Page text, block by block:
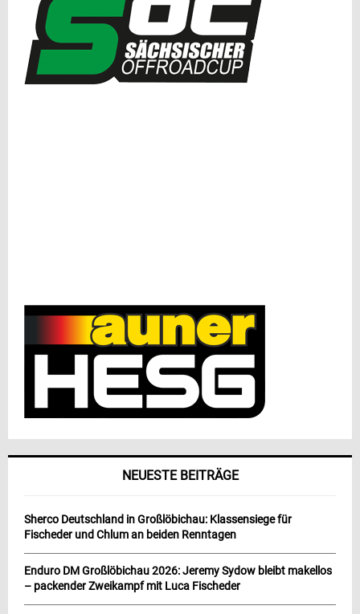
NEUESTE BEITRÄGE
Sherco Deutschland in Großlöbichau: Klassensiege für
Fischeder und Chlum an beiden Renntagen
Enduro DM Großlöbichau 2026: Jeremy Sydow bleibt makellos
– packender Zweikampf mit Luca Fischeder